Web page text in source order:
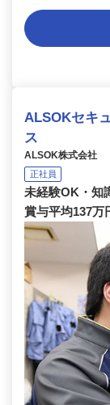
ALSOKセキ
ス
ALSOK株式会社
正社員
未経験OK・知
賞与平均137万